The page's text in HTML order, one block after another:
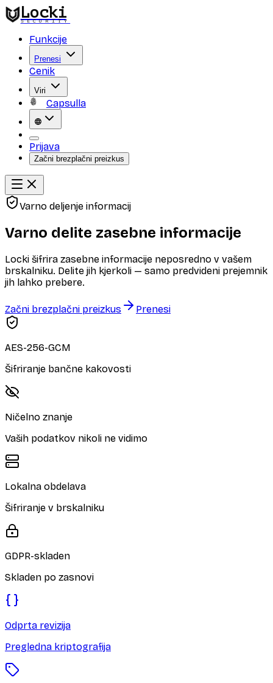
Locki
SECURITY
Funkcije
Prenesi
Cenik
Viri
Capsulla
Prijava
Začni brezplačni preizkus
Varno deljenje informacij
Varno delite zasebne informacije
Locki šifrira zasebne informacije neposredno v vašem
brskalniku. Delite jih kjerkoli — samo predvideni prejemnik
jih lahko prebere.
Začni brezplačni preizkus Prenesi
AES-256-GCM
Šifriranje bančne kakovosti
Ničelno znanje
Vaših podatkov nikoli ne vidimo
Lokalna obdelava
Šifriranje v brskalniku
GDPR-skladen
Skladen po zasnovi
Odprta revizija
Pregledna kriptografija